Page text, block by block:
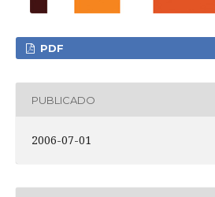
PDF
PUBLICADO
2006-07-01